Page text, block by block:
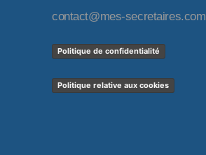
contact@mes-secretaires.com
Politique de confidentialité
Politique relative aux cookies